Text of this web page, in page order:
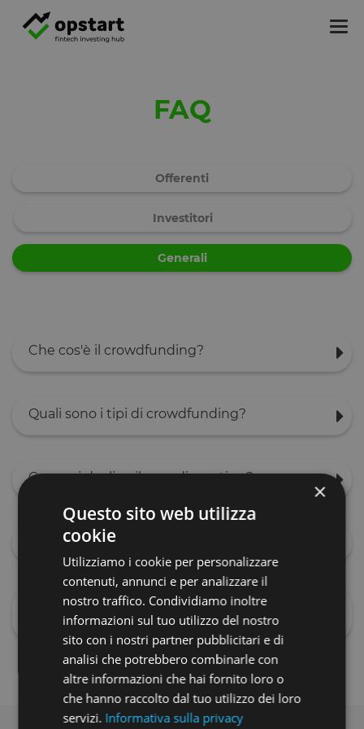
FAQ
Offerenti
Investitori
Generali
Che cos'è il crowdfunding?
Quali sono i tipi di crowdfunding?
Come si declina il crowdinvesting?
Come sta andando il crowdfunding in Italia?
Come viene regolamentato il crowdfunding in
Italia?
×
Questo sito web utilizza
cookie
Utilizziamo i cookie per personalizzare
contenuti, annunci e per analizzare il
nostro traffico. Condividiamo inoltre
informazioni sul tuo utilizzo del nostro
sito con i nostri partner pubblicitari e di
analisi che potrebbero combinarle con
altre informazioni che hai fornito loro o
che hanno raccolto dal tuo utilizzo dei loro
servizi. Informativa sulla privacy